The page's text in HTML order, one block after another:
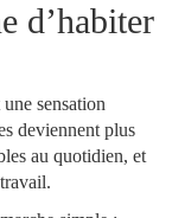
d’habiter
sensation
deviennent plus
au quotidien, et